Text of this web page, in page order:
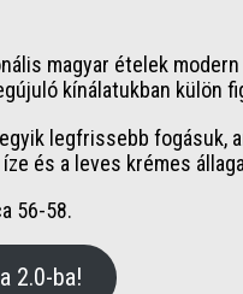
magyar ételek
kínálatukban külön
legfrissebb fogásuk,
és a leves krémes
56-58.
2.0-ba!